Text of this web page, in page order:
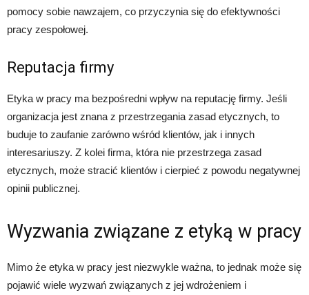
pomocy sobie nawzajem, co przyczynia się do efektywności
pracy zespołowej.
Reputacja firmy
Etyka w pracy ma bezpośredni wpływ na reputację firmy. Jeśli
organizacja jest znana z przestrzegania zasad etycznych, to
buduje to zaufanie zarówno wśród klientów, jak i innych
interesariuszy. Z kolei firma, która nie przestrzega zasad
etycznych, może stracić klientów i cierpieć z powodu negatywnej
opinii publicznej.
Wyzwania związane z etyką w pracy
Mimo że etyka w pracy jest niezwykle ważna, to jednak może się
pojawić wiele wyzwań związanych z jej wdrożeniem i